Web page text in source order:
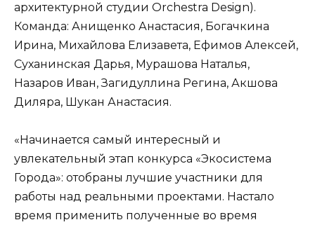
архитектурной студии Orchestra Design).
Команда: Анищенко Анастасия, Богачкина
Ирина, Михайлова Елизавета, Ефимов Алексей,
Суханинская Дарья, Мурашова Наталья,
Назаров Иван, Загидуллина Регина, Акшова
Диляра, Шукан Анастасия.
«Начинается самый интересный и
увлекательный этап конкурса «Экосистема
Города»: отобраны лучшие участники для
работы над реальными проектами. Настало
время применить полученные во время